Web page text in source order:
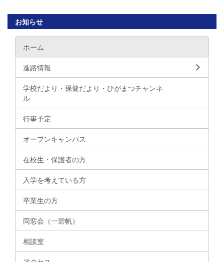
お知らせ
ホーム
進路情報
学校だより・保健だより・ひがまつチャンネ
ル
行事予定
オープンキャンパス
在校生・保護者の方
入学を考えている方
卒業生の方
同窓会（一碧帆）
相談室